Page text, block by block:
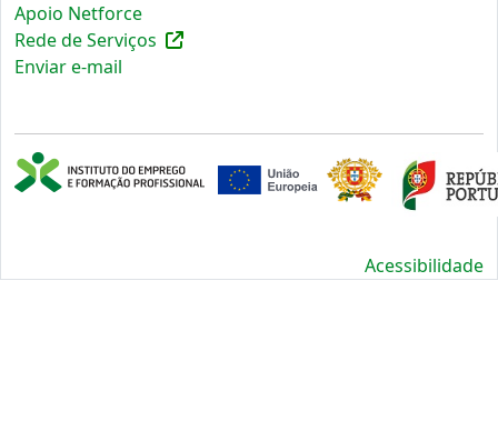
Apoio Netforce
Rede de Serviços
Enviar e-mail
Acessibilidade